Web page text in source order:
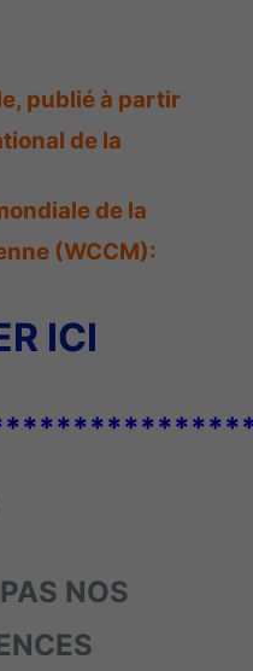
publié à partir
de la
de la
(WCCM):
ICI
NOS